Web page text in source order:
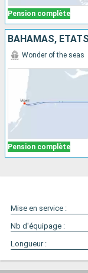
Pension complète
BAHAMAS,
Pension complète
Wonder of the seas
Mise en service :
Nb d'équipage :
Longueur :